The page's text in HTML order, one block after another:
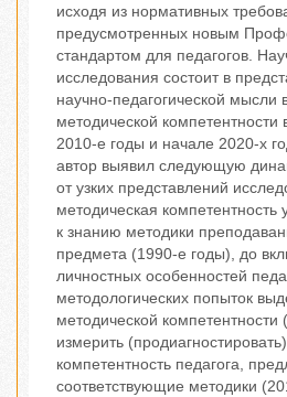
исходя из нормативных
предусмотренных новым
стандартом для педагогов.
исследования состоит в
научно-педагогической мысли
методической
2010-е годы и начале 2020-х
автор выявил следующую
от узких представлений
методическая компетентность
к знанию методики
предмета (1990-е годы), до
личностных особенностей
методологических попыток
методической компетентности
измерить
компетентность педагога,
соответствующие методики